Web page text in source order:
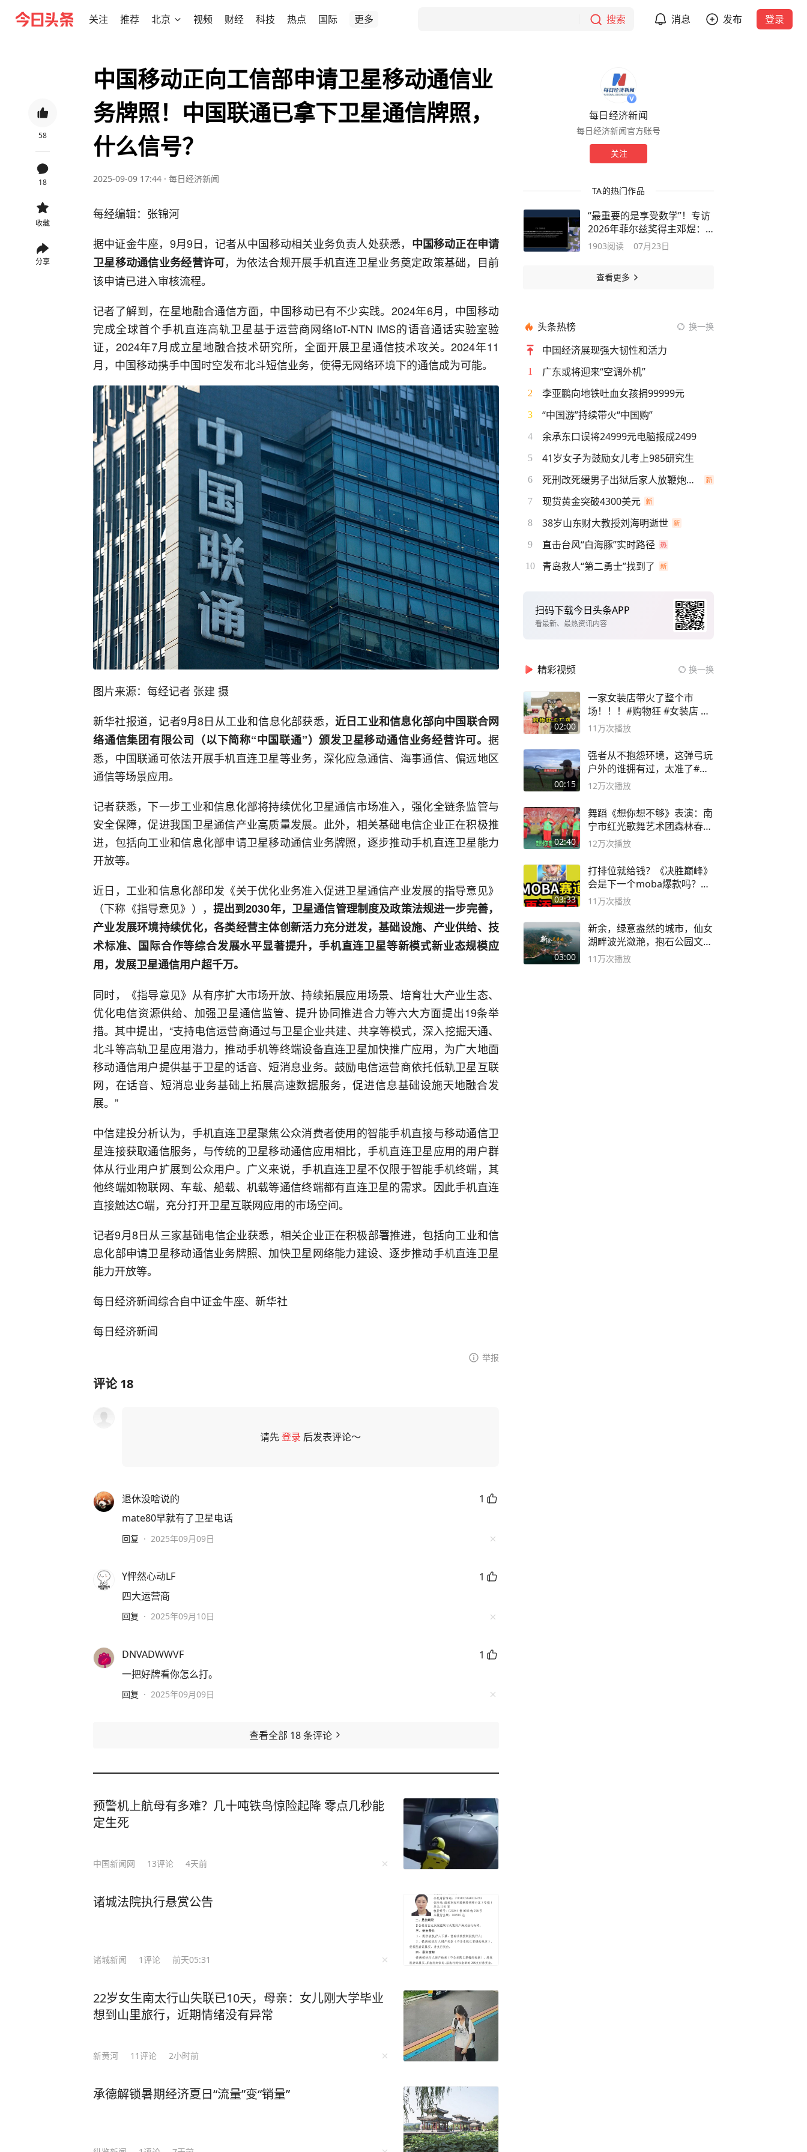
关注 推荐 北京 视频 财经 科技 热点 国际 更多 搜索 消息 发布 登录
58
18
收藏
分享
中国移动正向工信部申请卫星移动通信业
务牌照！中国联通已拿下卫星通信牌照，
什么信号？
2025-09-09 17:44 · 每日经济新闻
每经编辑：张锦河
据中证金牛座，9月9日，记者从中国移动相关业务负责人处获悉， 中国移动正在申请
卫星移动通信业务经营许可，为依法合规开展手机直连卫星业务奠定政策基础，目前
该申请已进入审核流程。
记者了解到，在星地融合通信方面，中国移动已有不少实践。2024年6月，中国移动
完成全球首个手机直连高轨卫星基于运营商网络IoT-NTN IMS的语音通话实验室验
证，2024年7月成立星地融合技术研究所，全面开展卫星通信技术攻关。2024年11
月，中国移动携手中国时空发布北斗短信业务，使得无网络环境下的通信成为可能。
图片来源：每经记者 张建 摄
新华社报道，记者9月8日从工业和信息化部获悉， 近日工业和信息化部向中国联合网
络通信集团有限公司（以下简称“中国联通”）颁发卫星移动通信业务经营许可。 据
悉，中国联通可依法开展手机直连卫星等业务，深化应急通信、海事通信、偏远地区
通信等场景应用。
记者获悉，下一步工业和信息化部将持续优化卫星通信市场准入，强化全链条监管与
安全保障，促进我国卫星通信产业高质量发展。此外，相关基础电信企业正在积极推
进，包括向工业和信息化部申请卫星移动通信业务牌照，逐步推动手机直连卫星能力
开放等。
近日，工业和信息化部印发《关于优化业务准入促进卫星通信产业发展的指导意见》
（下称《指导意见》）， 提出到2030年，卫星通信管理制度及政策法规进一步完善，
产业发展环境持续优化，各类经营主体创新活力充分迸发，基础设施、产业供给、技
术标准、国际合作等综合发展水平显著提升，手机直连卫星等新模式新业态规模应
用，发展卫星通信用户超千万。
同时，《指导意见》从有序扩大市场开放、持续拓展应用场景、培育壮大产业生态、
优化电信资源供给、加强卫星通信监管、提升协同推进合力等六大方面提出19条举
措。其中提出，“支持电信运营商通过与卫星企业共建、共享等模式，深入挖掘天通、
北斗等高轨卫星应用潜力，推动手机等终端设备直连卫星加快推广应用，为广大地面
移动通信用户提供基于卫星的话音、短消息业务。鼓励电信运营商依托低轨卫星互联
网，在话音、短消息业务基础上拓展高速数据服务，促进信息基础设施天地融合发
展。”
中信建投分析认为，手机直连卫星聚焦公众消费者使用的智能手机直接与移动通信卫
星连接获取通信服务，与传统的卫星移动通信应用相比，手机直连卫星应用的用户群
体从行业用户扩展到公众用户。广义来说，手机直连卫星不仅限于智能手机终端，其
他终端如物联网、车载、船载、机载等通信终端都有直连卫星的需求。因此手机直连
直接触达C端，充分打开卫星互联网应用的市场空间。
记者9月8日从三家基础电信企业获悉，相关企业正在积极部署推进，包括向工业和信
息化部申请卫星移动通信业务牌照、加快卫星网络能力建设、逐步推动手机直连卫星
能力开放等。
每日经济新闻综合自中证金牛座、新华社
每日经济新闻
举报
评论18
请先登录 后发表评论～
退休没啥说的
1
mate80早就有了卫星电话
回复 · 2025年09月09日
Y怦然心动LF
1
四大运营商
回复 · 2025年09月10日
DNVADWWVF
1
一把好牌看你怎么打。
回复 · 2025年09月09日
查看全部 18条评论
预警机上航母有多难？几十吨铁鸟惊险起降 零点几秒能
定生死
中国新闻网 13评论 4天前
诸城法院执行悬赏公告
诸城新闻 1评论 前天05:31
22岁女生南太行山失联已10天，母亲：女儿刚大学毕业
想到山里旅行，近期情绪没有异常
新黄河 11评论 2小时前
承德解锁暑期经济夏日“流量”变“销量”
每日经济新闻
每日经济新闻官方账号
关注
TA的热门作品
“最重要的是享受数学”！专访
2026年菲尔兹奖得主邓煜：
中国数学家“出圈”，是厚积薄
1903阅读 07月23日
查看更多
头条热榜 换一换
中国经济展现强大韧性和活力
1 广东或将迎来“空调外机”
2 李亚鹏向地铁吐血女孩捐99999元
3 “中国游”持续带火“中国购”
4 余承东口误将24999元电脑报成2499
5 41岁女子为鼓励女儿考上985研究生
6 死刑改死缓男子出狱后家人放鞭炮庆祝
7 现货黄金突破4300美元
8 38岁山东财大教授刘海明逝世
9 直击台风“白海豚”实时路径
10 青岛救人“第二勇士”找到了
扫码下载今日头条APP
看最新、最热资讯内容
精彩视频 换一换
02:00
一家女装店带火了整个市
场！！！#购物狂 #女装店 #
高品质女装
11万次播放
00:15
强者从不抱怨环境，这弹弓玩
户外的谁拥有过，太准了#弹
弓#户外
12万次播放
02:40
舞蹈《想你想不够》表演：南
宁市红光歌舞艺术团森林春红
舞蹈队。
12万次播放
03:33
打排位就给钱？《决胜巅峰》
会是下一个moba爆款吗？#
决胜巅峰
11万次播放
03:00
新余，绿意盎然的城市，仙女
湖畔波光潋滟，抱石公园文化
深邃……
11万次播放